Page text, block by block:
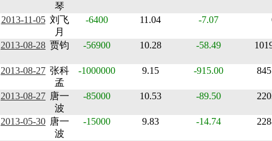
琴
2013-11-05 刘飞
月
-6400 11.04 -7.07
2013-08-28 贾钧 -56900 10.28 -58.49
2013-08-27 张科
孟
-1000000 9.15 -915.00
2013-08-27 唐一
波
-85000 10.53 -89.50
2013-05-30 唐一
波
-15000 9.83 -14.74